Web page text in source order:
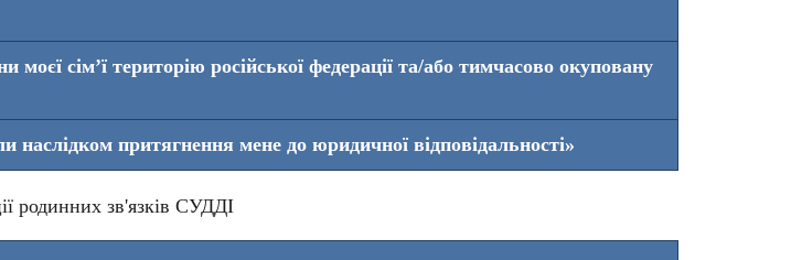
сім’ї територію російської федерації та/або тимчасово окуповану
притягнення мене до юридичної відповідальності»
родинних зв'язків СУДДІ